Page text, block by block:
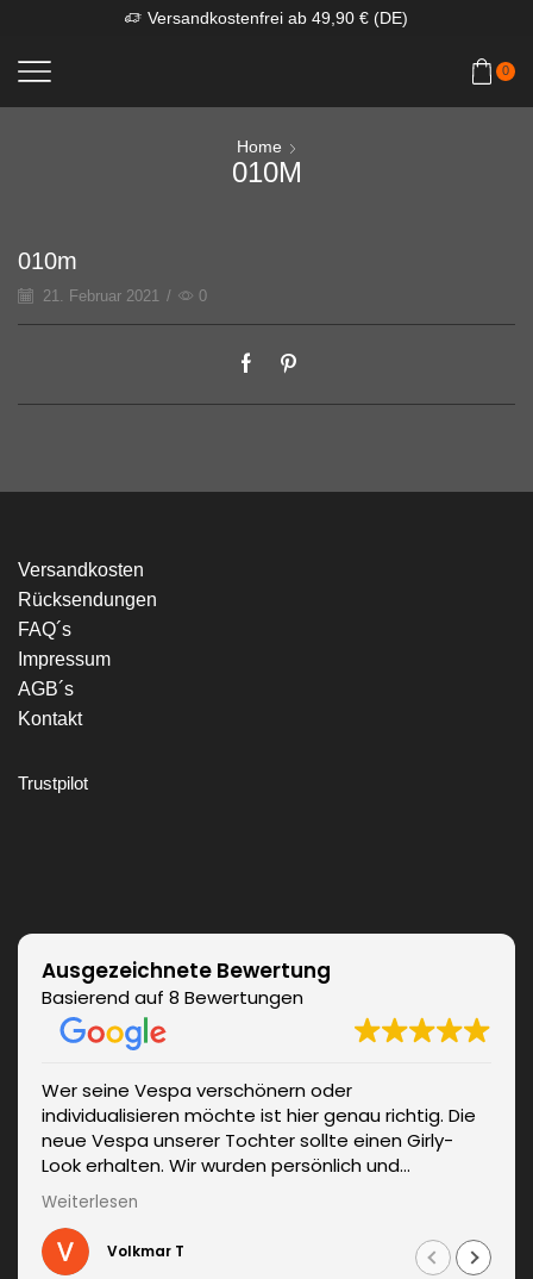
Versandkostenfrei ab 49,90 € (DE)
0
Home
010M
010m
21. Februar 2021 / 0
Versandkosten
Rücksendungen
FAQ´s
Impressum
AGB´s
Kontakt
Trustpilot
Ausgezeichnete Bewertung
Basierend auf 8 Bewertungen
Wer seine Vespa verschönern oder
individualisieren möchte ist hier genau richtig. Die
neue Vespa unserer Tochter sollte einen Girly-
Look erhalten. Wir wurden persönlich und
kompetent beraten. Die Lieferung erfolgte
unverzüglich. Weitere Änderungen waren auch kein
Problem und wurden sofort umgesetzt.
Informationen zum fachgerechten Anbringen sind
Weiterlesen
Volkmar T